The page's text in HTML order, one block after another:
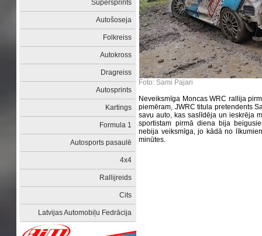
Supersprints
Autošoseja
Folkreiss
Autokross
Dragreiss
Autosprints
Kartings
Formula 1
Autosports pasaulē
4x4
Rallijreids
Cits
Latvijas Automobiļu Fedrācija
Foto: Sami Pajari
Neveiksmīga Moncas WRC rallija
piemēram, JWRC titula pretendents
savu auto, kas saslīdēja un ieskrēja
sportistam pirmā diena bija
nebija veiksmīga, jo kādā no
minūtes.